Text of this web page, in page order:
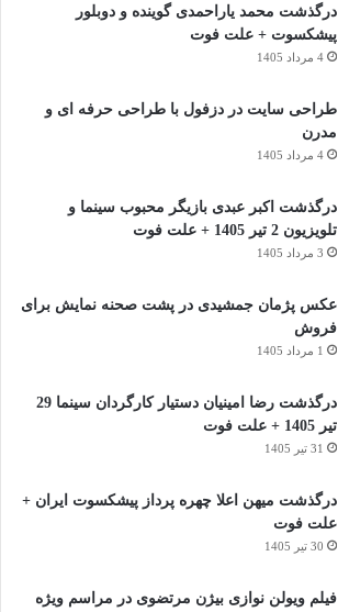
درگذشت محمد یاراحمدی گوینده و دوبلور
پیشکسوت + علت فوت
4 مرداد 1405
طراحی سایت در دزفول با طراحی حرفه‌ ای و
مدرن
4 مرداد 1405
درگذشت اکبر عبدی بازیگر محبوب سینما و
تلویزیون 2 تیر 1405 + علت فوت
3 مرداد 1405
عکس پژمان جمشیدی در پشت صحنه نمایش برای
فروش
1 مرداد 1405
درگذشت رضا امینیان دستیار کارگردان سینما 29
تیر 1405 + علت فوت
31 تیر 1405
درگذشت میهن اعلا چهره پرداز پیشکسوت ایران +
علت فوت
30 تیر 1405
فیلم ویولن نوازی بیژن مرتضوی در مراسم ویژه